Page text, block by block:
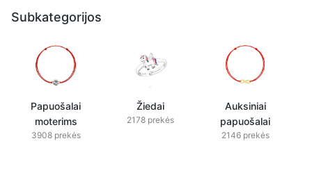
Subkategorijos
Papuošalai
moterims
3908 prekės
Žiedai
2178 prekės
Auksiniai
papuošalai
2146 prekės